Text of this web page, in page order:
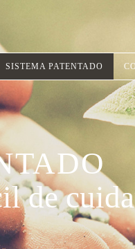
SISTEMA PATENTADO
de